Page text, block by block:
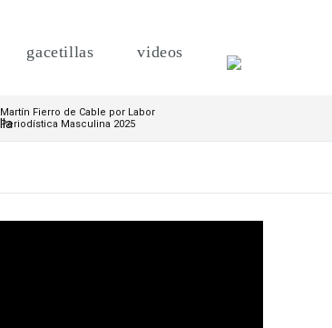
gacetillas videos
Martín Fierro de Cable por Labor
Periodística Masculina 2025